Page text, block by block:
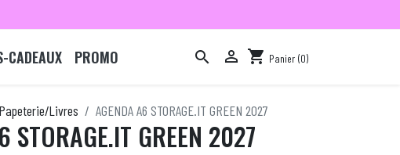
CADEAUX PROMO   shopping_cart Panier (0)
Papeterie/Livres AGENDA A6 STORAGE.IT GREEN 2027
STORAGE.IT GREEN 2027